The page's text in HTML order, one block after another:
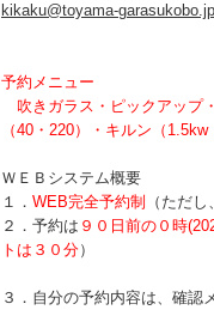
kikaku@toyama-garasukobo.jp
予約メニュー
吹きガラス・ピックアップ
（40・220）・キルン（
ＷＥＢシステム概要
１． WEB完全予約制
（ただし
２．予約は ９０日前の０時
トは３０分）
３．自分の予約内容は、確認